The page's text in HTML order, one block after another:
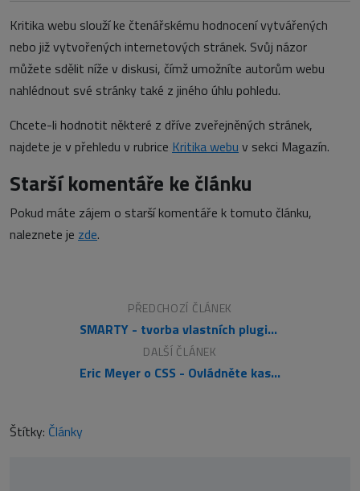
Kritika webu slouží ke čtenářskému hodnocení vytvářených
nebo již vytvořených internetových stránek. Svůj názor
můžete sdělit níže v diskusi, čímž umožníte autorům webu
nahlédnout své stránky také z jiného úhlu pohledu.
Chcete-li hodnotit některé z dříve zveřejněných stránek,
najdete je v přehledu v rubrice Kritika webu v sekci Magazín.
Starší komentáře ke článku
Pokud máte zájem o starší komentáře k tomuto článku,
naleznete je zde.
PŘEDCHOZÍ ČLÁNEK
SMARTY - tvorba vlastních pluginů
DALŠÍ ČLÁNEK
Eric Meyer o CSS - Ovládněte kaskádové styly!
Štítky: Články